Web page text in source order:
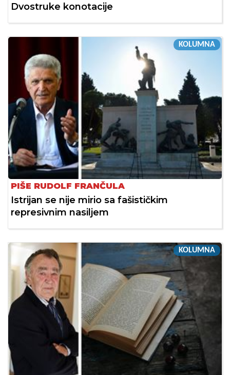
Dvostruke konotacije
KOLUMNA
PIŠE RUDOLF FRANČULA
Istrijan se nije mirio sa fašističkim
represivnim nasiljem
KOLUMNA